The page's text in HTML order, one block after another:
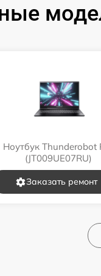
Ноутбук Thunderobot
(JT009UE07RU)
Заказать ремонт